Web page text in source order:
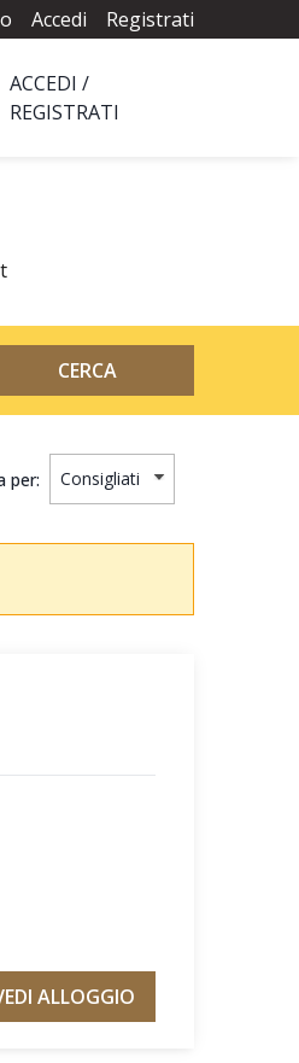
Accedi Registrati
ACCEDI /
REGISTRATI
CERCA
per:
ALLOGGIO